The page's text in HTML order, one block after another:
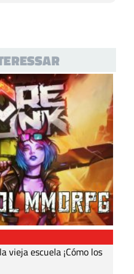
vieja escuela ¡Cómo los